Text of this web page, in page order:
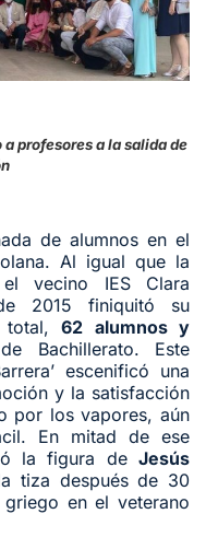
profesores a la salida de
de alumnos en el
Al igual que la
vecino IES Clara
2015 finiquitó su
total,62 alumnos y
Bachillerato. Este
escenificó una
y la satisfacción
por los vapores, aún
En mitad de ese
la figura de Jesús
tiza después de 30
en el veterano